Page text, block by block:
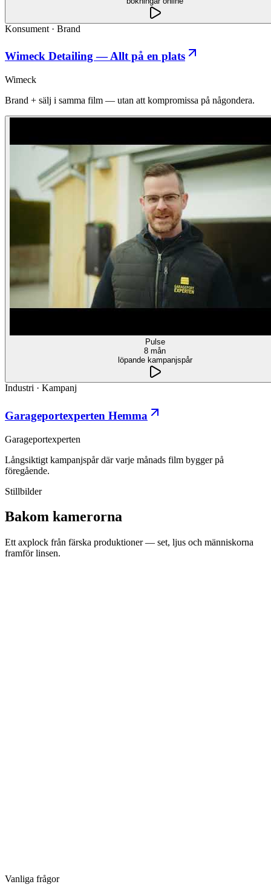
Konsument · Brand
Wimeck Detailing — Allt på en plats
Wimeck
Brand + sälj i samma film — utan att kompromissa på någondera.
Pulse
8 mån
löpande kampanjspår
Industri · Kampanj
Garageportexperten Hemma
Garageportexperten
Långsiktigt kampanjspår där varje månads film bygger på
föregående.
Stillbilder
Bakom kamerorna
Ett axplock från färska produktioner — set, ljus och människorna
framför linsen.
Vanliga frågor